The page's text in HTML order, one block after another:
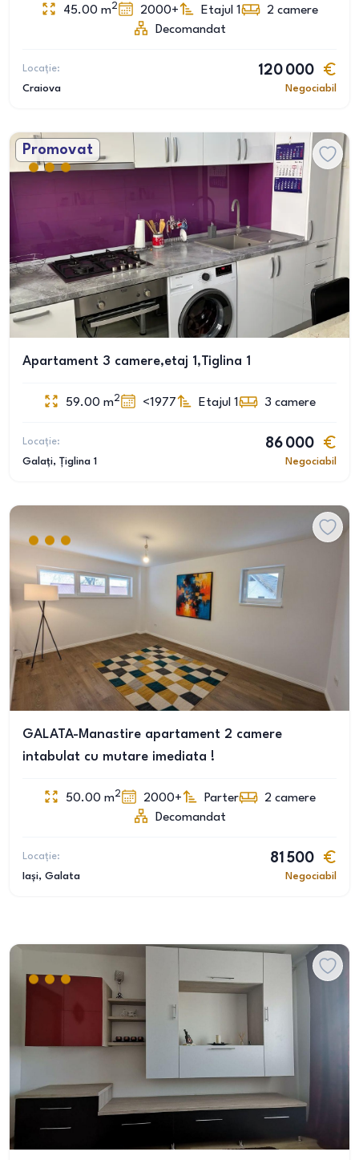
45.00 m2 2000+ Etajul 1 2 camere
Decomandat
Locație:
Craiova
120 000
Negociabil
Promovat
Apartament 3 camere,etaj 1,Tiglina 1
59.00 m2 <1977 Etajul 1 3 camere
Locație:
Galați, Țiglina 1
86 000
Negociabil
GALATA-Manastire apartament 2 camere
intabulat cu mutare imediata !
50.00 m2 2000+ Parter 2 camere
Decomandat
Locație:
Iași, Galata
81 500
Negociabil